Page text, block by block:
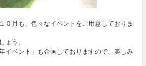
０月も、色々なイベントをご用意しておりま
ょう。
イベント」も企画しておりますので、楽しみ